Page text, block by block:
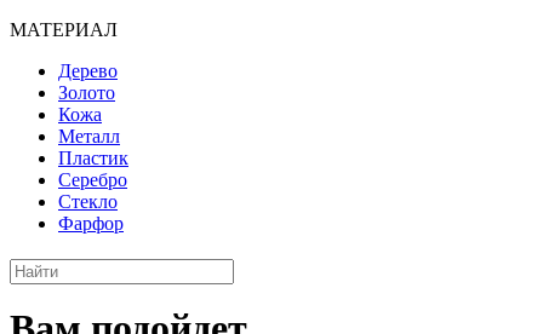
МАТЕРИАЛ
Дерево
Золото
Кожа
Металл
Пластик
Серебро
Стекло
Фарфор